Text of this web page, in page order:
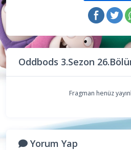
Oddbods 3.Sezon
Fragman henüz
Yorum Yap